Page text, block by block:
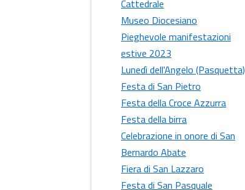
Cattedrale
Museo Diocesiano
Pieghevole manifestazioni
estive 2023
Lunedì dell'Angelo (Pasquetta)
Festa di San Pietro
Festa della Croce Azzurra
Festa della birra
Celebrazione in onore di San
Bernardo Abate
Fiera di San Lazzaro
Festa di San Pasquale